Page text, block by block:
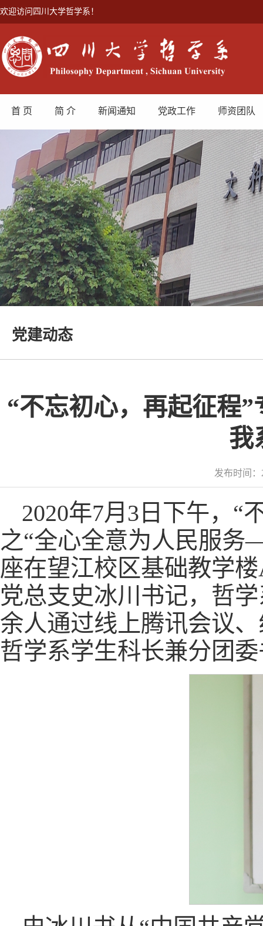
欢迎访问四川大学哲学系！
首 页 简 介 新闻通知 党政工作 师资团队
党建动态
“不忘初心，再起征程
我
发布时间
2020年7月3日下午，“
之“全心全意为人民服
座在望江校区基础教学
党总支史冰川书记，哲
余人通过线上腾讯会议
哲学系学生科长兼分团